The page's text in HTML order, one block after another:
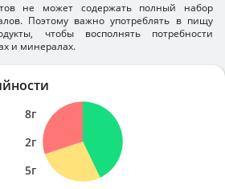
не может содержать полный набор
Поэтому важно употреблять в пищу
чтобы восполнять потребности
и минералах.
8г
2г
5г